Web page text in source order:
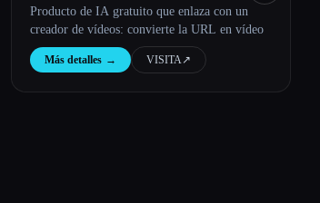
Producto de IA gratuito que enlaza con un
creador de vídeos: convierte la URL en vídeo
Más detalles → VISITA↗︎